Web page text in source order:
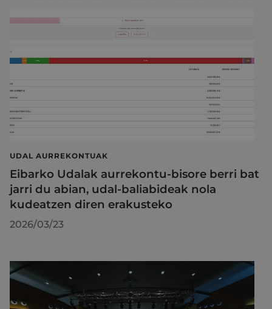
UDAL AURREKONTUAK
Eibarko Udalak aurrekontu-bisore berri bat
jarri du abian, udal-baliabideak nola
kudeatzen diren erakusteko
2026/03/23